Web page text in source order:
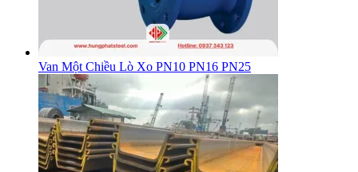
Van Một Chiều Lò Xo PN10 PN16 PN25